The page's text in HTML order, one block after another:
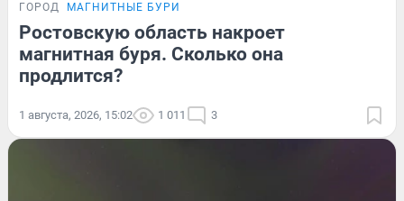
ГОРОД МАГНИТНЫЕ БУРИ
Ростовскую область накроет
магнитная буря. Сколько она
продлится?
1 августа, 2026, 15:02 1 011 3